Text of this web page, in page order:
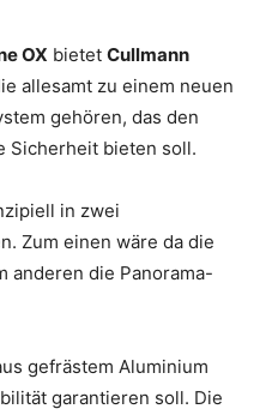
OX bietet Cullmann
allesamt zu einem neuen
gehören, das den
Sicherheit bieten soll.
in zwei
Zum einen wäre da die
anderen die Panorama-
gefrästem Aluminium
garantieren soll. Die